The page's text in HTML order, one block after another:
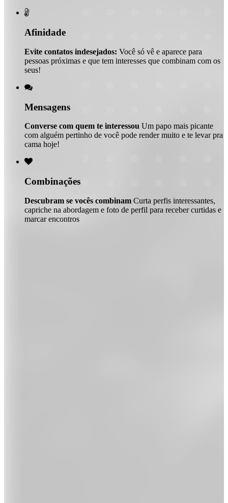

Afinidade
Evite contatos indesejados: Você só vê e aparece para
pessoas próximas e que tem interesses que combinam com os
seus!

Mensagens
Converse com quem te interessou Um papo mais picante
com alguém pertinho de você pode render muito e te levar pra
cama hoje!

Combinações
Descubram se vocês combinam Curta perfis interessantes,
capriche na abordagem e foto de perfil para receber curtidas e
marcar encontros